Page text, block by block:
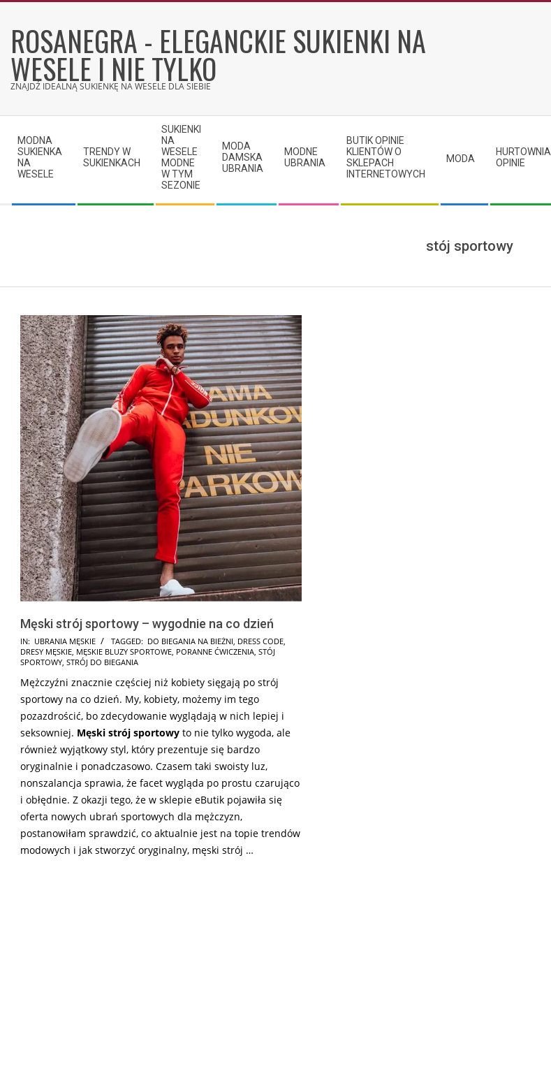
contentROSANEGRA - ELEGANCKIE SUKIENKI NA
WESELE I NIE TYLKO
ZNAJDŹ IDEALNĄ SUKIENKĘ NA WESELE DLA SIEBIE
Navigation
Menu
MODNA
SUKIENKA
NA
WESELE
TRENDY W
SUKIENKACH
SUKIENKI
NA
WESELE
MODNE
W TYM
SEZONIE
MODA
DAMSKA
UBRANIA
MODNE
UBRANIA
BUTIK OPINIE
KLIENTÓW O
SKLEPACH
INTERNETOWYCH
MODA
HURTOWNIA
OPINIE
stój sportowy
Męski strój sportowy – wygodnie na co dzień
2025-
07-
IN: UBRANIA MĘSKIE TAGGED: DO BIEGANIA NA BIEŻNI DRESS CODE
DRESY MĘSKIE MĘSKIE BLUZY SPORTOWE PORANNE ĆWICZENIA STÓJ
SPORTOWY STRÓJ DO BIEGANIA
Mężczyźni znacznie częściej niż kobiety sięgają po strój
sportowy na co dzień. My, kobiety, możemy im tego
pozazdrościć, bo zdecydowanie wyglądają w nich lepiej i
seksowniej. Męski strój sportowy to nie tylko wygoda, ale
również wyjątkowy styl, który prezentuje się bardzo
oryginalnie i ponadczasowo. Czasem taki swoisty luz,
nonszalancja sprawia, że facet wygląda po prostu czarująco
i obłędnie. Z okazji tego, że w sklepie eButik pojawiła się
oferta nowych ubrań sportowych dla mężczyzn,
postanowiłam sprawdzić, co aktualnie jest na topie trendów
modowych i jak stworzyć oryginalny, męski strój …